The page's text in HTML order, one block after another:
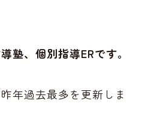
塾、個別指導ERです。
年過去最多を更新しま